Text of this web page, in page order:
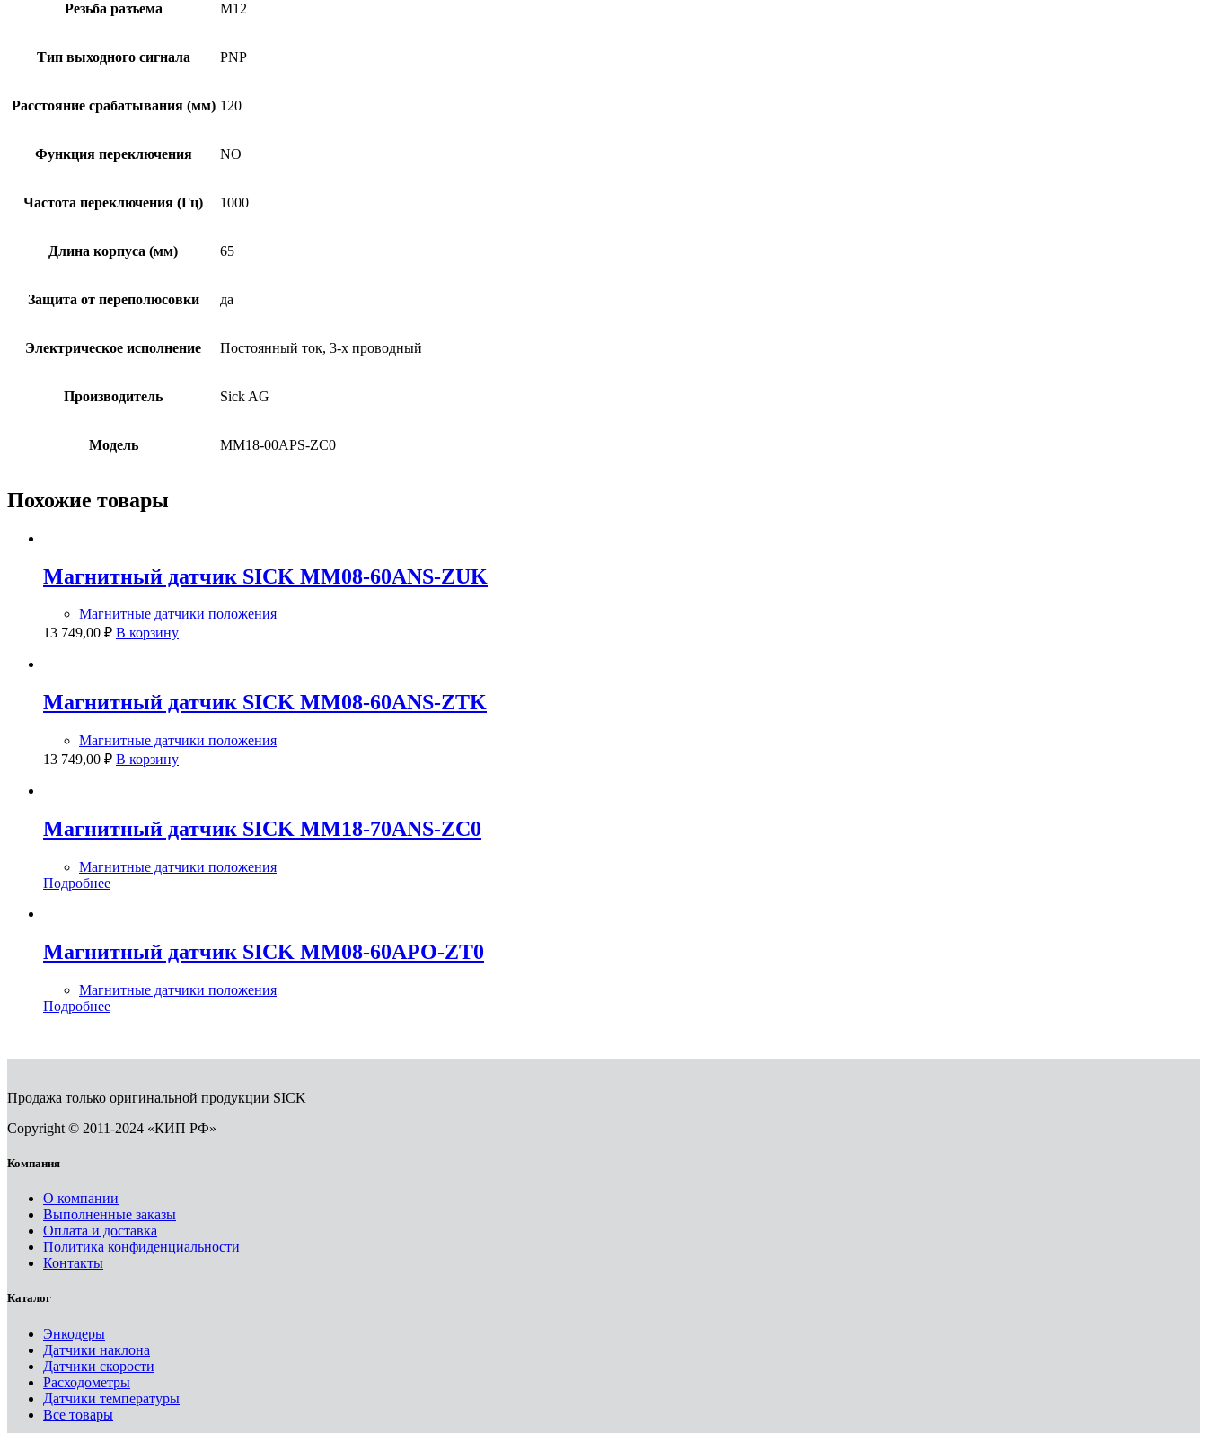
Резьба разъема M12
Тип выходного сигнала PNP
Расстояние срабатывания (мм) 120
Функция переключения NO
Частота переключения (Гц) 1000
Длина корпуса (мм) 65
Защита от переполюсовки да
Электрическое исполнение Постоянный ток, 3-х проводный
Производитель Sick AG
Модель MM18-00APS-ZC0
Похожие товары
Магнитный датчик SICK MM08-60ANS-ZUK
Магнитные датчики положения
13 749,00 ₽ В корзину
Магнитный датчик SICK MM08-60ANS-ZTK
Магнитные датчики положения
13 749,00 ₽ В корзину
Магнитный датчик SICK MM18-70ANS-ZC0
Магнитные датчики положения
Подробнее
Магнитный датчик SICK MM08-60APO-ZT0
Магнитные датчики положения
Подробнее
Продажа только оригинальной продукции SICK
Copyright © 2011-2024 «КИП РФ»
Компания
О компании
Выполненные заказы
Оплата и доставка
Политика конфиденциальности
Контакты
Каталог
Энкодеры
Датчики наклона
Датчики скорости
Расходометры
Датчики температуры
Все товары